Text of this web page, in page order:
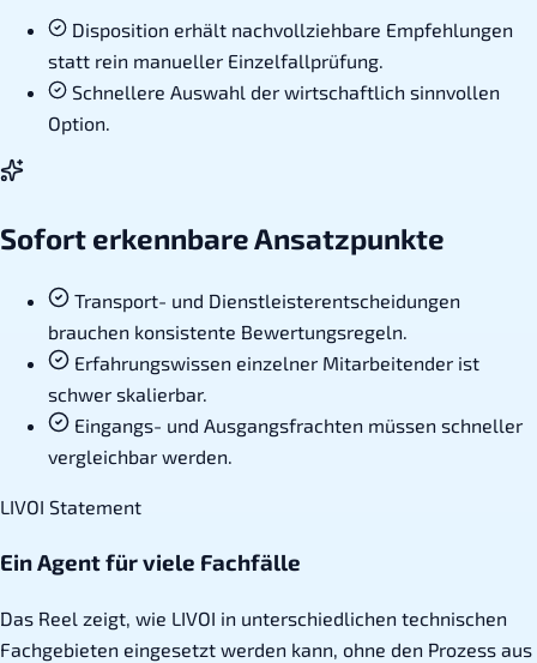
Disposition erhält nachvollziehbare Empfehlungen
statt rein manueller Einzelfallprüfung.
Schnellere Auswahl der wirtschaftlich sinnvollen
Option.
Sofort erkennbare Ansatzpunkte
Transport- und Dienstleisterentscheidungen
brauchen konsistente Bewertungsregeln.
Erfahrungswissen einzelner Mitarbeitender ist
schwer skalierbar.
Eingangs- und Ausgangsfrachten müssen schneller
vergleichbar werden.
LIVOI Statement
Ein Agent für viele Fachfälle
Das Reel zeigt, wie LIVOI in unterschiedlichen technischen
Fachgebieten eingesetzt werden kann, ohne den Prozess aus